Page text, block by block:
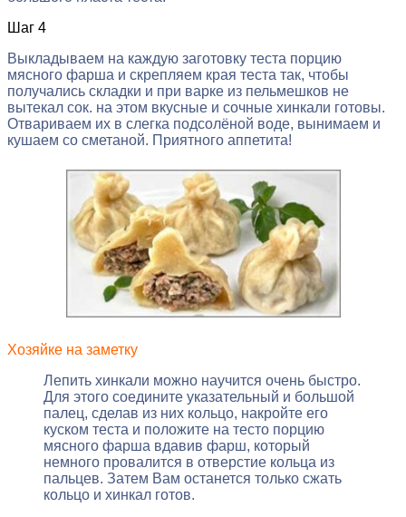
Шаг 4
Выкладываем на каждую заготовку теста порцию
мясного фарша и скрепляем края теста так, чтобы
получались складки и при варке из пельмешков не
вытекал сок. на этом вкусные и сочные хинкали готовы.
Отвариваем их в слегка подсолёной воде, вынимаем и
кушаем со сметаной. Приятного аппетита!
Хозяйке на заметку
Лепить хинкали можно научится очень быстро.
Для этого соедините указательный и большой
палец, сделав из них кольцо, накройте его
куском теста и положите на тесто порцию
мясного фарша вдавив фарш, который
немного провалится в отверстие кольца из
пальцев. Затем Вам останется только сжать
кольцо и хинкал готов.